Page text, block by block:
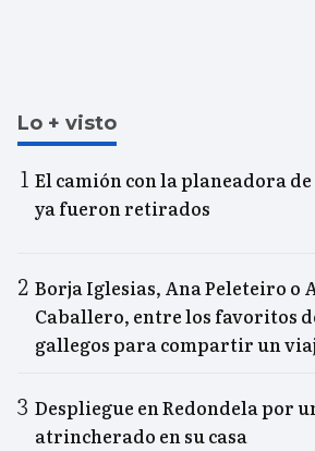
Lo + visto
El camión con la planeadora
ya fueron retirados
Borja Iglesias, Ana Peleteiro o
Caballero, entre los favoritos
gallegos para compartir un
Despliegue en Redondela por
atrincherado en su casa